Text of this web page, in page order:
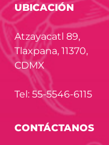
UBICACIÓN
Atzayacatl 89,
Tlaxpana, 11370,
CDMX
Tel: 55-5546-6115
CONTÁCTANOS